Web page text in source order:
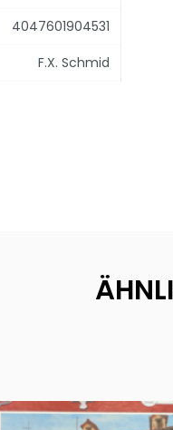
4047601904531
F.X. Schmid